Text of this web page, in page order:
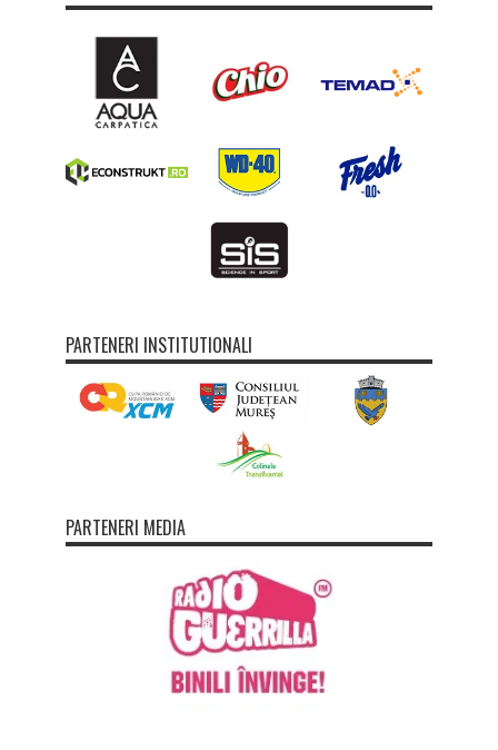
PARTENERI INSTITUTIONALI
PARTENERI MEDIA